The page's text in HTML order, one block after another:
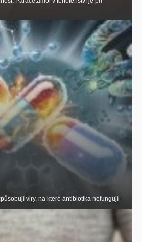
viry, na které antibiotika nefungují